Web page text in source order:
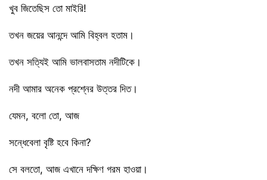
খুব জিতেছিস তো মাইরি!
তখন জয়ের আনন্দে আমি বিহ্বল হতাম।
তখন সত্যিই আমি ভালবাসতাম নদীটিকে।
নদী আমার অনেক প্রশ্নের উত্তর দিত।
যেমন, বলো তো, আজ
সন্ধেবেলা বৃষ্টি হবে কিনা?
সে বলতো, আজ এখানে দক্ষিণ গরম হাওয়া।